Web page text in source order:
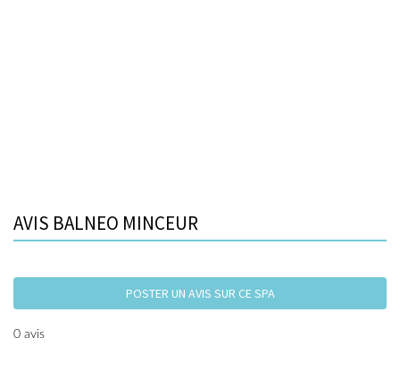
AVIS BALNEO MINCEUR
POSTER UN AVIS SUR CE SPA
0 avis